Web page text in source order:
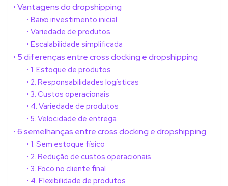
Vantagens do dropshipping
Baixo investimento inicial
Variedade de produtos
Escalabilidade simplificada
5 diferenças entre cross docking e dropshipping
1. Estoque de produtos
2. Responsabilidades logísticas
3. Custos operacionais
4. Variedade de produtos
5. Velocidade de entrega
6 semelhanças entre cross docking e dropshipping
1. Sem estoque físico
2. Redução de custos operacionais
3. Foco no cliente final
4. Flexibilidade de produtos